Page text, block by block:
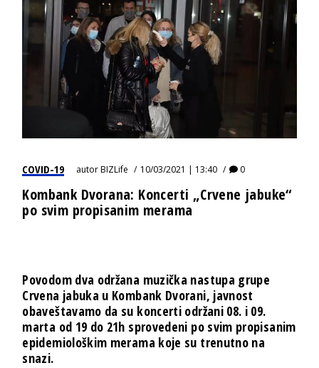
COVID-19 autorBIZLife 10/03/2021 | 13:40 0
Kombank Dvorana: Koncerti „Crvene jabuke“
po svim propisanim merama
Povodom dva održana muzička nastupa grupe
Crvena jabuka u Kombank Dvorani, javnost
obaveštavamo da su koncerti održani 08. i 09.
marta od 19 do 21h sprovedeni po svim propisanim
epidemiološkim merama koje su trenutno na
snazi.